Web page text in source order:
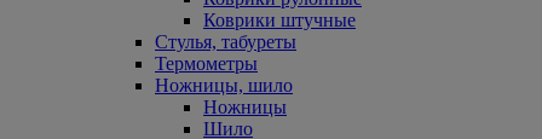
Коврики штучные
Стулья, табуреты
Термометры
Ножницы, шило
Ножницы
Шило